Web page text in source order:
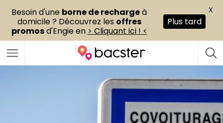
Besoin d'une borne de rechargeà
domicile ? Découvrez les offres
promosd'Engie en > Cliquant ici ! <
Plus tard
X